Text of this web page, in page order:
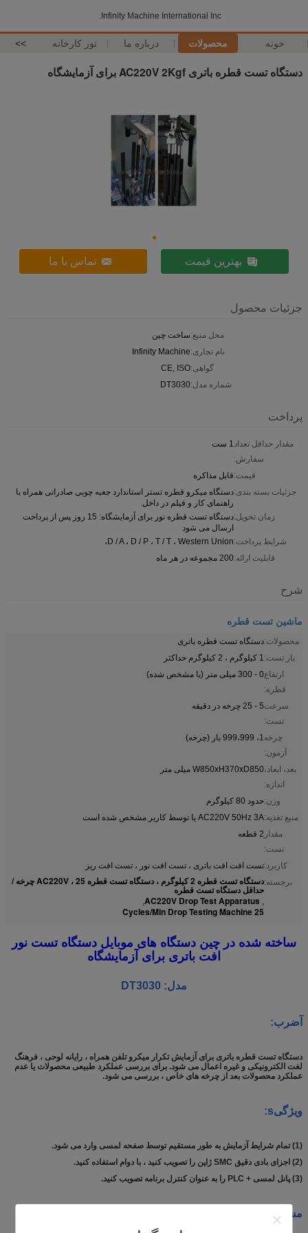
Infinity Machine International Inc.
خونه محصولات درباره ما تور کارخانه >>
دستگاه تست قطره باتری AC220V 2Kgf برای آزمایشگاه
بهترین قیمت تماس با ما
جزئیات محصول
محل منبع:ساخت چین
نام تجاری:Infinity Machine
گواهی:CE, ISO
شماره مدل:DT3030
پرداخت
مقدار حداقل تعداد
سفارش:
1 ست
قیمت:قابل مذاکره
جزئیات بسته بندی:دستگاه میکرو قطره تستر استاندارد جعبه چوبی صادراتی همراه با
راهنمای کار و فیلم در داخل.
زمان تحویل:
دستگاه تست قطره نور برای آزمایشگاه: 15 روز پس از پرداخت
ارسال می شود
شرایط پرداخت:D / A ، D / P ، T / T ، Western Union،
قابلیت ارائه:200 مجموعه در هر ماه
شرح
ماشین تست قطره
محصولات:دستگاه تست قطره باتری
بار تست:1 کیلوگرم ، 2 کیلوگرم حداکثر
ارتفاع
قطره:
0 - 300 میلی متر (یا مشخص شده)
سرعت
تست:
5 - 25 چرخه در دقیقه
چرخه
آزمون:
1، 999،999 بار (چرخه)
بعد، ابعاد،
اندازه:
W850xH370xD850 میلی متر
وزن:حدود 80 کیلوگرم
منبع تغذیه:AC220V 50Hz 3A یا توسط کاربر مشخص شده است
مقدار
تست:
2 قطعه
کاربرد:تست افت افت باتری ، تست افت نور ، تست افت ریز
برجسته:
دستگاه تست قطره 2 کیلوگرم ، دستگاه تست قطره AC220V ، 25 چرخه /
حداقل دستگاه تست قطره
,
AC220V Drop Test Apparatus
,
25 Cycles/Min Drop Testing Machine
ساخته شده در چین دستگاه های موبایل دستگاه تست نور
افت باتری برای آزمایشگاه
مدل: DT3030
ضرب:
دستگاه تست قطره باتری برای آزمایش تکرار میکرو تلفن همراه ، رایانه لوحی ، فرهنگ
لغت الکترونیکی و غیره اعمال می شود. برای بررسی عملکرد طبیعی محصولات یا عدم
عملکرد محصولات بعد از چرخه های خاص ، بررسی می شود.
ویژگیs
:
(1) تمام شرایط آزمایش به طور مستقیم توسط صفحه لمسی وارد می شود.
(2) اجزای بادی دقیق SMC ژاپن را تصویب کنید ، با دوام استفاده کنید.
(3) پانل لمسی + PLC را به عنوان کنترل برنامه تصویب کنید.
مشخصات: